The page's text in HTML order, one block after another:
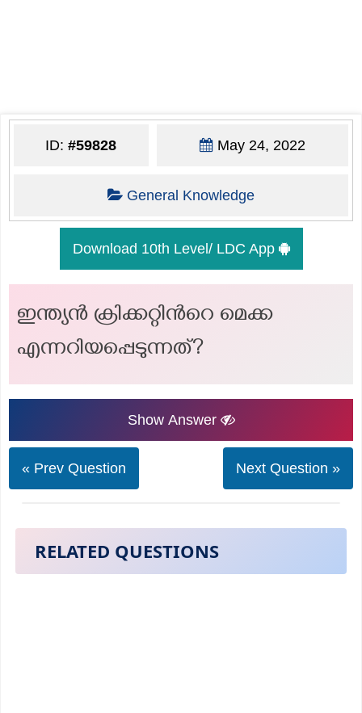
ID:#59828 May 24, 2022
General Knowledge
Download 10th Level/ LDC App
ഇന്ത്യൻ ക്രിക്കറ്റിൻറെ മെക്ക
എന്നറിയപ്പെടുന്നത്?
Show Answer
« Prev Question Next Question »
RELATED QUESTIONS